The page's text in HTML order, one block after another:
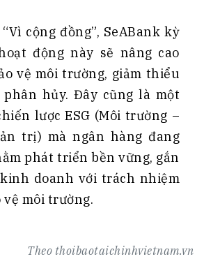
cộng đồng”, SeABank kỳ
động này sẽ nâng cao
vệ môi trường, giảm thiểu
hủy. Đây cũng là một
lược ESG (Môi trường –
trị) mà ngân hàng đang
phát triển bền vững, gắn
doanh với trách nhiệm
vệ môi trường.
Theo thoibaotaichinhvietnam.vn